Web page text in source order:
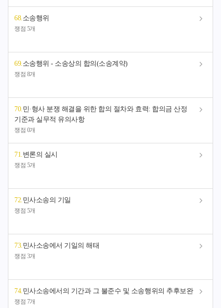
68.소송행위
쟁점 5개
69.소송행위 - 소송상의 합의(소송계약)
쟁점 8개
70.민·형사 분쟁 해결을 위한 합의 절차와 효력: 합의금 산정
기준과 실무적 유의사항
쟁점 0개
71.변론의 실시
쟁점 5개
72.민사소송의 기일
쟁점 5개
73.민사소송에서 기일의 해태
쟁점 3개
74.민사소송에서의 기간과 그 불준수 및 소송행위의 추후보완
쟁점 7개